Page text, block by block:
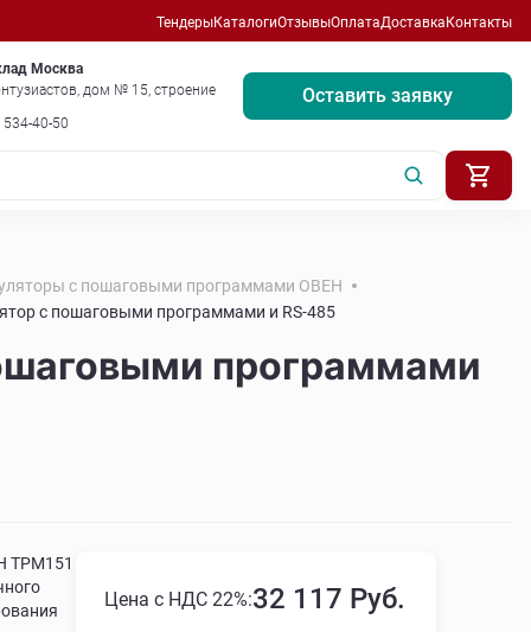
ТендерыКаталогиОтзывыОплатаДоставка Контакты
Москва
дом № 15, строение
40-50
Оставить заявку
с пошаговыми программами ОВЕН
с пошаговыми программами и RS-485
программами
ТРМ151
Цена с НДС 22%:32 117 Руб.